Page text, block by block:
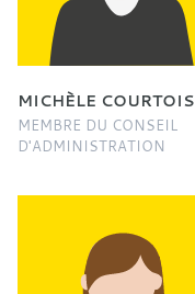
MICHÈLE COURTOIS
MEMBRE DU CONSEIL
D'ADMINISTRATION